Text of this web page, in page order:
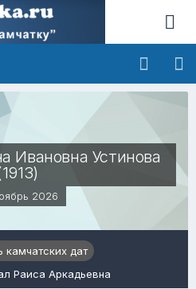
Ивановна Устинова
2026
камчатских дат
Раиса Аркадьевна